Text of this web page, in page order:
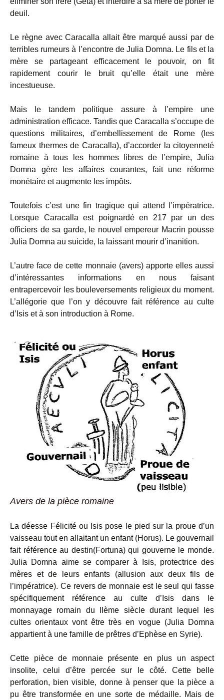
deuil.
Le règne avec Caracalla allait être marqué aussi par de
terribles rumeurs à l’encontre de Julia Domna. Le fils et la
mère se partageant efficacement le pouvoir, on fit
rapidement courir le bruit qu’elle était une mère
incestueuse.
Mais le tandem politique assure à l’empire une
administration efficace. Tandis que Caracalla s’occupe de
questions militaires, d’embellissement de Rome (les
fameux thermes de Caracalla), d’accorder la citoyenneté
romaine à tous les hommes libres de l’empire, Julia
Domna gère les affaires courantes, fait une réforme
monétaire et augmente les impôts.
Toutefois c’est une fin tragique qui attend l’impératrice.
Lorsque Caracalla est poignardé en 217 par un des
officiers de sa garde, le nouvel empereur Macrin pousse
Julia Domna au suicide, la laissant mourir d’inanition.
L’autre face de cette monnaie (avers) apporte elles aussi
d’intéressantes informations en nous faisant
entrapercevoir les bouleversements religieux du moment.
L’allégorie que l’on y découvre fait référence au culte
d’Isis et à son introduction à Rome.
Avers de la pièce romaine
La déesse Félicité ou Isis pose le pied sur la proue d’un
vaisseau tout en allaitant un enfant (Horus). Le gouvernail
fait référence au destin(Fortuna) qui gouverne le monde.
Julia Domna aime se comparer à Isis, protectrice des
mères et de leurs enfants (allusion aux deux fils de
l’impératrice). Ce revers de monnaie est le seul qui fasse
spécifiquement référence au culte d’Isis dans le
monnayage romain du IIème siècle durant lequel les
cultes orientaux vont être très en vogue (Julia Domna
appartient à une famille de prêtres d’Ephèse en Syrie).
Cette pièce de monnaie présente en plus un aspect
insolite, celui d’être percée sur le côté. Cette belle
perforation, bien visible, donne à penser que la pièce a
pu être transformée en une sorte de médaille. Mais de